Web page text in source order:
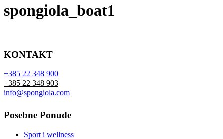
spongiola_boat1
KONTAKT
+385 22 348 900
+385 22 348 903
info@spongiola.com
Posebne Ponude
Sport i wellness